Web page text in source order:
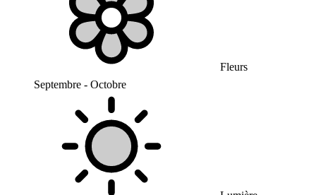
Fleurs
Septembre - Octobre